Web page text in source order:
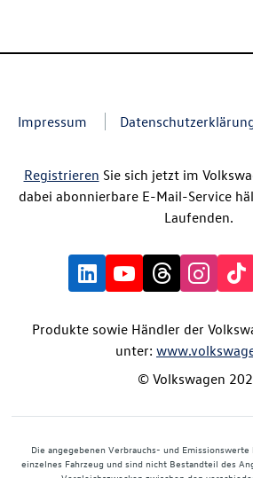
Impressum
Registrieren Sie sich jetzt im
dabei abonnierbare E-Mail-Service
Laufenden.
Produkte sowie Händler der
unter:
© Volkswagen
Die angegebenen Verbrauchs- und
einzelnes Fahrzeug und sind nicht Bestandteil des